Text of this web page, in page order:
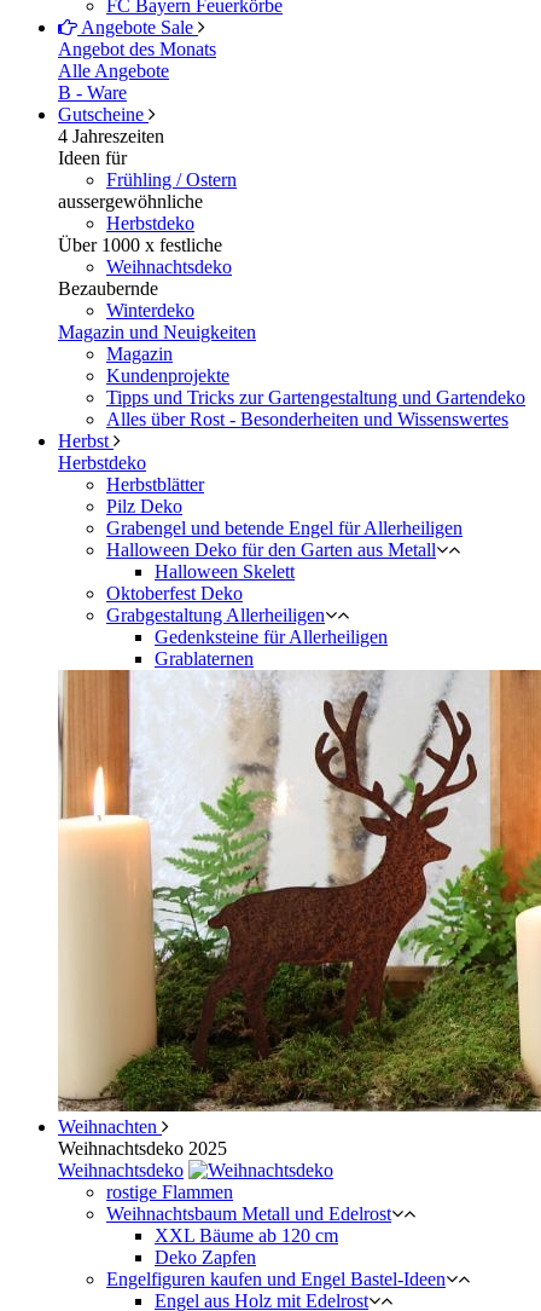
FC Bayern Feuerkörbe
Angebote Sale
Angebot des Monats
Alle Angebote
B - Ware
Gutscheine
4 Jahreszeiten
Ideen für
Frühling / Ostern
aussergewöhnliche
Herbstdeko
Über 1000 x festliche
Weihnachtsdeko
Bezaubernde
Winterdeko
Magazin und Neuigkeiten
Magazin
Kundenprojekte
Tipps und Tricks zur Gartengestaltung und Gartendeko
Alles über Rost - Besonderheiten und Wissenswertes
Herbst
Herbstdeko
Herbstblätter
Pilz Deko
Grabengel und betende Engel für Allerheiligen
Halloween Deko für den Garten aus Metall
Halloween Skelett
Oktoberfest Deko
Grabgestaltung Allerheiligen
Gedenksteine für Allerheiligen
Grablaternen
Weihnachten
Weihnachtsdeko 2025
Weihnachtsdeko
rostige Flammen
Weihnachtsbaum Metall und Edelrost
XXL Bäume ab 120 cm
Deko Zapfen
Engelfiguren kaufen und Engel Bastel-Ideen
Engel aus Holz mit Edelrost